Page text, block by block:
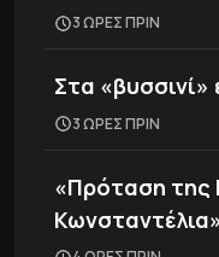
3 ΩΡΕΣ ΠΡΙΝ
Στα
3 ΩΡΕΣ ΠΡΙΝ
«Πρόταση της
Κωνσταντέλια»